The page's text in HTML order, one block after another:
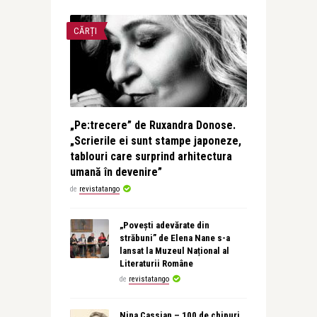
CĂRȚI
„Pe:trecere” de Ruxandra Donose.
„Scrierile ei sunt stampe japoneze,
tablouri care surprind arhitectura
umană în devenire”
de revistatango
„Povești adevărate din
străbuni” de Elena Nane s-a
lansat la Muzeul Național al
Literaturii Române
de revistatango